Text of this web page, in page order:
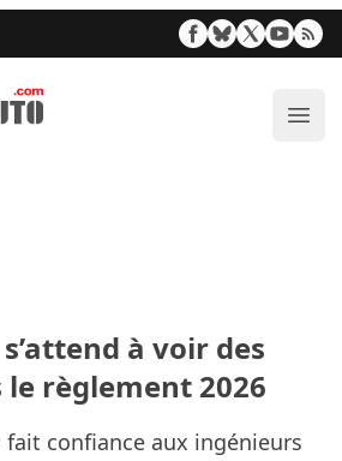
à voir des
le règlement 2026
fait confiance aux ingénieurs